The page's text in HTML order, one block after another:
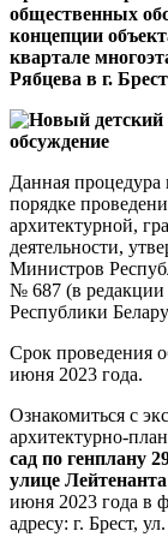
общественных
концепции
квартале
Рябцева в г.
Данная
порядке
архитектурной,
деятельности,
Министров
№ 687 (в редакции
Республики
Срок проведения
июня 2023 года.
Ознакомиться с
архитектурно-
сад по генплану
улице
июня 2023 года в
адресу: г. Брест,